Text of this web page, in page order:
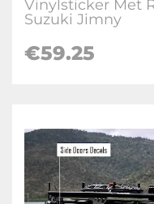
Vinylsticker Met
Suzuki Jimny
€59.25